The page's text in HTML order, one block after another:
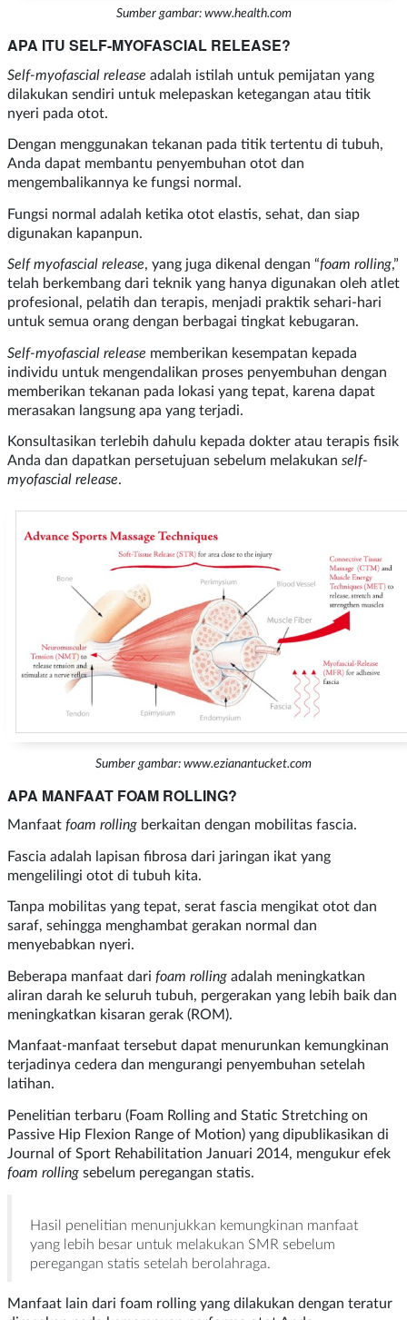
Sumber gambar: www.health.com
APA ITU SELF-MYOFASCIAL RELEASE?
Self-myofascial release adalah istilah untuk pemijatan yang
dilakukan sendiri untuk melepaskan ketegangan atau titik
nyeri pada otot.
Dengan menggunakan tekanan pada titik tertentu di tubuh,
Anda dapat membantu penyembuhan otot dan
mengembalikannya ke fungsi normal.
Fungsi normal adalah ketika otot elastis, sehat, dan siap
digunakan kapanpun.
Self myofascial release, yang juga dikenal dengan “foam rolling,”
telah berkembang dari teknik yang hanya digunakan oleh atlet
profesional, pelatih dan terapis, menjadi praktik sehari-hari
untuk semua orang dengan berbagai tingkat kebugaran.
Self-myofascial release memberikan kesempatan kepada
individu untuk mengendalikan proses penyembuhan dengan
memberikan tekanan pada lokasi yang tepat, karena dapat
merasakan langsung apa yang terjadi.
Konsultasikan terlebih dahulu kepada dokter atau terapis fisik
Anda dan dapatkan persetujuan sebelum melakukan self-
myofascial release.
Sumber gambar: www.ezianantucket.com
APA MANFAAT FOAM ROLLING?
Manfaat foam rollingberkaitan dengan mobilitas fascia.
Fascia adalah lapisan fibrosa dari jaringan ikat yang
mengelilingi otot di tubuh kita.
Tanpa mobilitas yang tepat, serat fascia mengikat otot dan
saraf, sehingga menghambat gerakan normal dan
menyebabkan nyeri.
Beberapa manfaat dari foam rollingadalah meningkatkan
aliran darah ke seluruh tubuh, pergerakan yang lebih baik dan
meningkatkan kisaran gerak (ROM).
Manfaat-manfaat tersebut dapat menurunkan kemungkinan
terjadinya cedera dan mengurangi penyembuhan setelah
latihan.
Penelitian terbaru (Foam Rolling and Static Stretching on
Passive Hip Flexion Range of Motion) yang dipublikasikan di
Journal of Sport Rehabilitation Januari 2014, mengukur efek
foam rollingsebelum peregangan statis.
Hasil penelitian menunjukkan kemungkinan manfaat
yang lebih besar untuk melakukan SMR sebelum
peregangan statis setelah berolahraga.
Manfaat lain dari foam rolling yang dilakukan dengan teratur